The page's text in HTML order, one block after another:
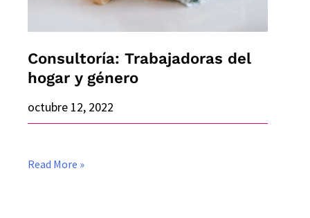
Consultoría: Trabajadoras del
hogar y género
octubre 12, 2022
Read More »